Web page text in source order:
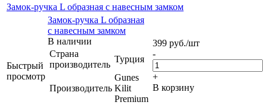
Замок-ручка L образная с навесным замком
Быстрый
просмотр
Замок-ручка L образная
с навесным замком
В наличии
Страна
производитель
Турция
Производитель
Gunes
Kilit
Premium
399 руб./шт
-
+
В корзину